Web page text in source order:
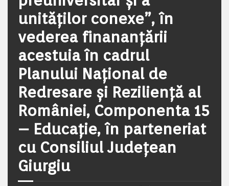
unităților conexe”, în
vederea finananțării
acestuia în cadrul
Planului Național de
Redresare și Reziliență al
României, Componenta 15
– Educație, în parteneriat
cu Consiliul Județean
Giurgiu